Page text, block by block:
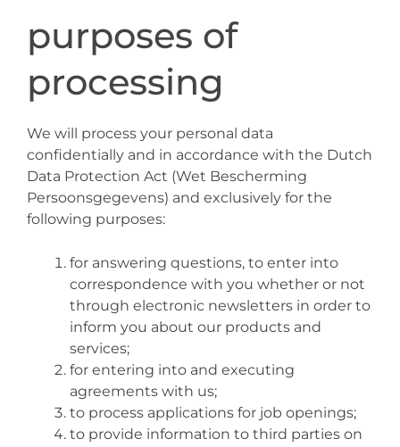
purposes of
processing
We will process your personal data
confidentially and in accordance with the Dutch
Data Protection Act (Wet Bescherming
Persoonsgegevens) and exclusively for the
following purposes:
for answering questions, to enter into
correspondence with you whether or not
through electronic newsletters in order to
inform you about our products and
services;
for entering into and executing
agreements with us;
to process applications for job openings;
to provide information to third parties on